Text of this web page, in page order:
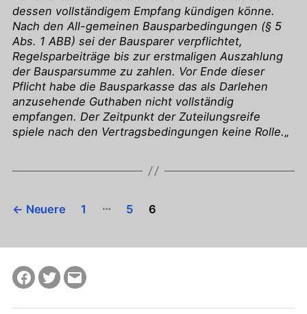
dessen vollständigem Empfang kündigen könne.
Nach den All-gemeinen Bausparbedingungen (§ 5
Abs. 1 ABB) sei der Bausparer verpflichtet,
Regelsparbeiträge bis zur erstmaligen Auszahlung
der Bausparsumme zu zahlen. Vor Ende dieser
Pflicht habe die Bausparkasse das als Darlehen
anzusehende Guthaben nicht vollständig
empfangen. Der Zeitpunkt der Zuteilungsreife
spiele nach den Vertragsbedingungen keine Rolle.„
Seitennummerierung
Beiträge
← Neuere 1 … 5 6
Facebook
Twitter
E-